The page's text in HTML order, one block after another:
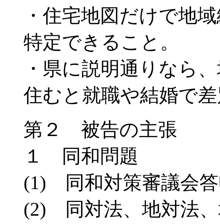
・住宅地図だけで地
特定できること。
・県に説明通りなら
住むと就職や結婚で
第２ 被告の主張
１ 同和問題
(1) 同和対策審議会
(2) 同対法、地対法